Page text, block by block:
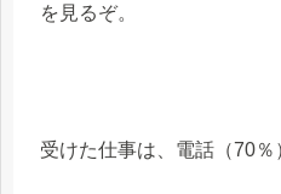
を見るぞ。
受けた仕事は、電話（70％